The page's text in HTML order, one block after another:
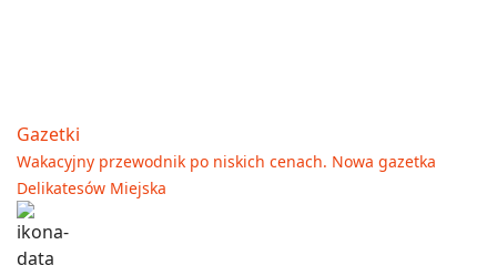
Gazetki
Wakacyjny przewodnik po niskich cenach. Nowa gazetka
Delikatesów Miejska